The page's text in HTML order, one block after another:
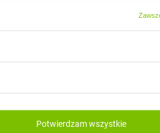
zakrętki Closca Glass -
Potwierdzam wszystkie